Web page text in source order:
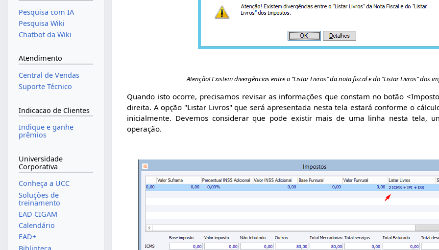
Atenção! Existem divergências entre o ‘’Listar Livros’’ da nota fiscal e do ‘’Listar Livros’’ dos
Quando isto ocorre, precisamos revisar as informações que constam no botão
direita. A opção "Listar Livros" que será apresentada nesta tela estará conforme o
inicialmente. Devemos considerar que pode existir mais de uma linha nesta tela,
operação.
Pesquisa com IA
Pesquisa Wiki
Chatbot da Wiki
Atendimento
Central de Vendas
Suporte Técnico
Indicacao de Clientes
Indique e ganhe
prêmios
Universidade
Corporativa
Conheça a UCC
Soluções de
treinamento
EAD CIGAM
Calendário
EAD+
Biblioteca